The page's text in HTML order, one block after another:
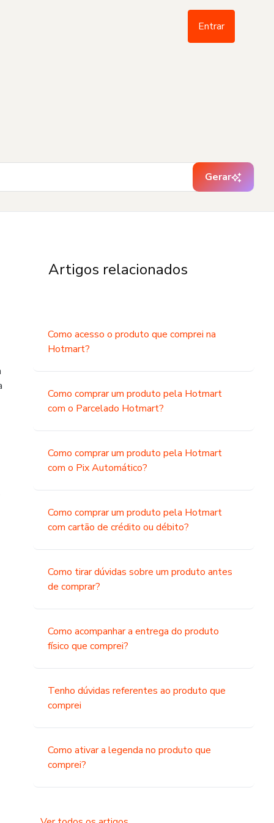
Entrar
Gerar
Artigos relacionados
Como acesso o produto que comprei na
Hotmart?
Como comprar um produto pela Hotmart
com o Parcelado Hotmart?
Como comprar um produto pela Hotmart
com o Pix Automático?
Como comprar um produto pela Hotmart
com cartão de crédito ou débito?
Como tirar dúvidas sobre um produto antes
de comprar?
Como acompanhar a entrega do produto
físico que comprei?
Tenho dúvidas referentes ao produto que
comprei
Como ativar a legenda no produto que
comprei?